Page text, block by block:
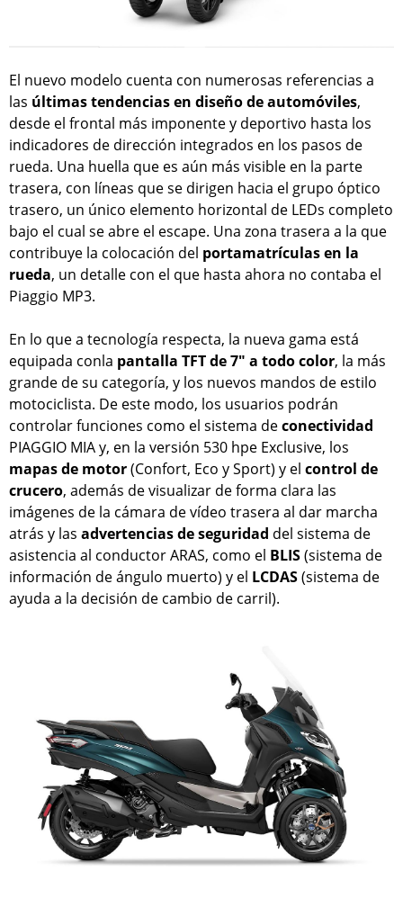
El nuevo modelo cuenta con numerosas referencias a
las últimas tendencias en diseño de automóviles,
desde el frontal más imponente y deportivo hasta los
indicadores de dirección integrados en los pasos de
rueda. Una huella que es aún más visible en la parte
trasera, con líneas que se dirigen hacia el grupo óptico
trasero, un único elemento horizontal de LEDs completo
bajo el cual se abre el escape. Una zona trasera a la que
contribuye la colocación del portamatrículas en la
rueda, un detalle con el que hasta ahora no contaba el
Piaggio MP3.
En lo que a tecnología respecta, la nueva gama está
equipada conla pantalla TFT de 7" a todo color, la más
grande de su categoría, y los nuevos mandos de estilo
motociclista. De este modo, los usuarios podrán
controlar funciones como el sistema deconectividad
PIAGGIO MIA y, en la versión 530 hpe Exclusive, los
mapas de motor(Confort, Eco y Sport) y el control de
crucero, además de visualizar de forma clara las
imágenes de la cámara de vídeo trasera al dar marcha
atrás y las advertencias de seguridad del sistema de
asistencia al conductor ARAS, como el BLIS(sistema de
información de ángulo muerto) y el LCDAS(sistema de
ayuda a la decisión de cambio de carril).